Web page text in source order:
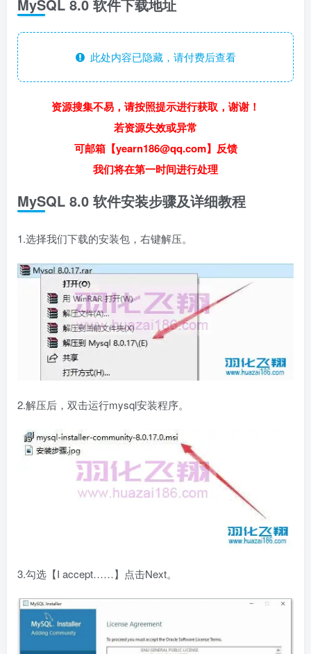
MySQL 8.0 软件下载地址
此处内容已隐藏，请付费后查看
资源搜集不易，请按照提示进行获取，谢谢！
若资源失效或异常
可邮箱【yearn186@qq.com】反馈
我们将在第一时间进行处理
MySQL 8.0 软件安装步骤及详细教程
1.选择我们下载的安装包，右键解压。
2.解压后，双击运行mysql安装程序。
3.勾选【I accept……】点击Next。